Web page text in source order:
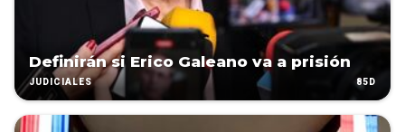
Definirán si Erico Galeano va a prisión
JUDICIALES 85D